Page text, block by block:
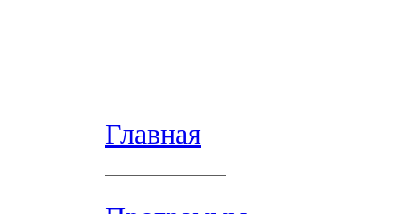
Главная